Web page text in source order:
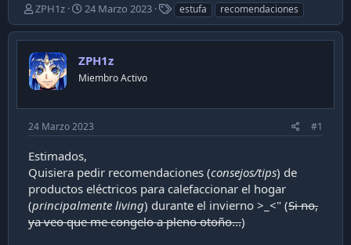
E
m
p
e
z
ó
e
l
t
e
a
ZPH1z
F
e
c
a
d
p
u
b
i
c
a
c
i
24 Marzo 2023
T
a
g
estufa recomendaciones
ZPH1z
Miembro Activo
24 Marzo 2023 #1
Estimados,
Quisiera pedir recomendaciones (consejos/tips) de
productos eléctricos para calefaccionar el hogar
(principalmente living) durante el invierno >_<" (Si no,
ya veo que me congelo a pleno otoño...)